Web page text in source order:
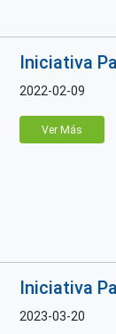
Iniciativa
2022-02-09
Ver Más
Iniciativa
2023-03-20